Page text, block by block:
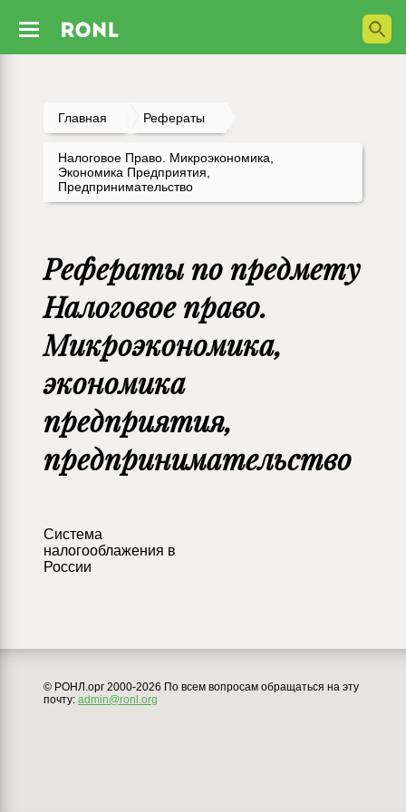
Главная Рефераты
Налоговое Право. Микроэкономика,
Экономика Предприятия,
Предпринимательство
Рефераты по предмету
Налоговое право.
Микроэкономика,
экономика
предприятия,
предпринимательство
Система
налогооблажения в
России
© РОНЛ.орг 2000-2026 По всем вопросам обращаться на эту
почту: admin@ronl.org